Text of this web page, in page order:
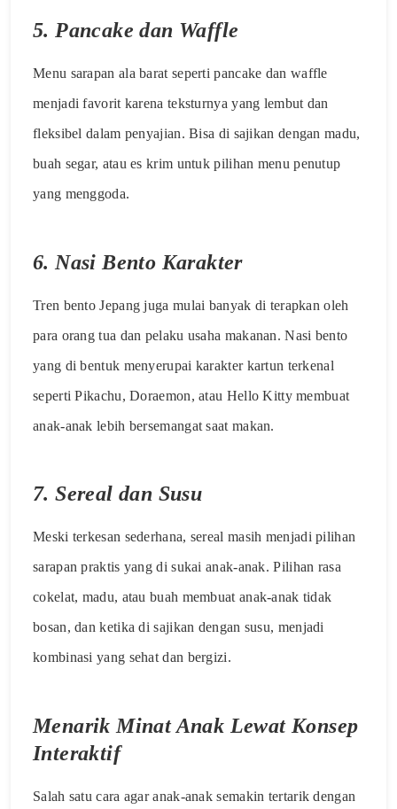
5. Pancake dan Waffle
Menu sarapan ala barat seperti pancake dan waffle
menjadi favorit karena teksturnya yang lembut dan
fleksibel dalam penyajian. Bisa di sajikan dengan madu,
buah segar, atau es krim untuk pilihan menu penutup
yang menggoda.
6. Nasi Bento Karakter
Tren bento Jepang juga mulai banyak di terapkan oleh
para orang tua dan pelaku usaha makanan. Nasi bento
yang di bentuk menyerupai karakter kartun terkenal
seperti Pikachu, Doraemon, atau Hello Kitty membuat
anak-anak lebih bersemangat saat makan.
7.Sereal dan Susu
Meski terkesan sederhana, sereal masih menjadi pilihan
sarapan praktis yang di sukai anak-anak. Pilihan rasa
cokelat, madu, atau buah membuat anak-anak tidak
bosan, dan ketika di sajikan dengan susu, menjadi
kombinasi yang sehat dan bergizi.
Menarik Minat Anak Lewat Konsep
Interaktif
Salah satu cara agar anak-anak semakin tertarik dengan